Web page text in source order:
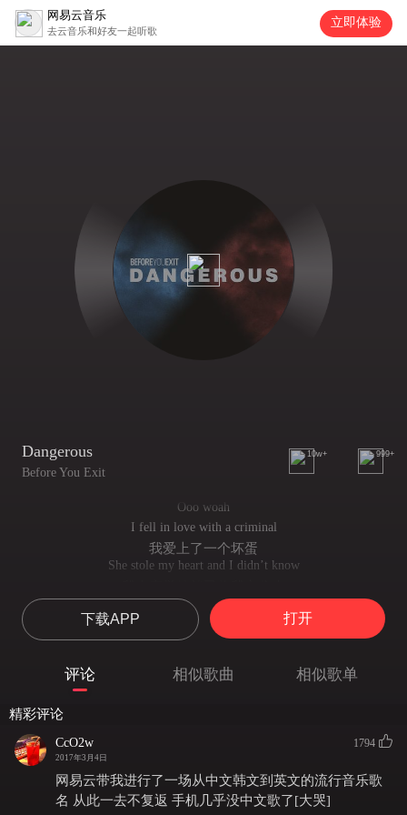
网易云音乐
去云音乐和好友一起听歌
立即体验
Dangerous
Before You Exit
10w+ 999+
Ooo woah
I fell in love with a criminal
我爱上了一个坏蛋
She stole my heart and I didn’t know
She got me hooked after just a touch
只是轻轻一碰我便被深深迷惑
Like ooo she's so dangerous
She got me locked up
Even if I tried to run she wouldn’t let me leave
即使我想逃也不能
This could be love
下载APP 打开
评论 相似歌曲 相似歌单
精彩评论
CcO2w
2017年3月4日
1794
网易云带我进行了一场从中文韩文到英文的流行音乐歌
名 从此一去不复返 手机几乎没中文歌了[大哭]